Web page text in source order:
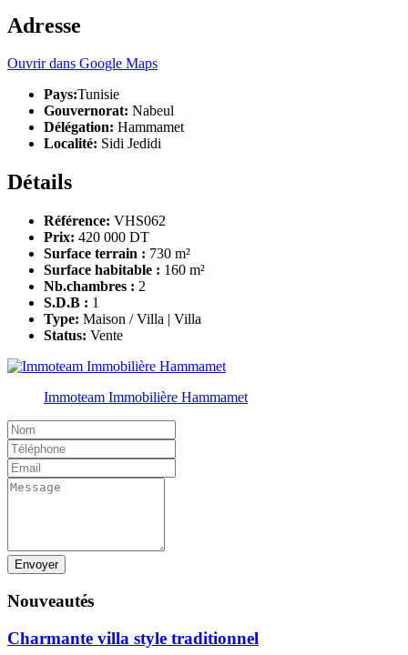
Adresse
Ouvrir dans Google Maps
Pays:Tunisie
Gouvernorat: Nabeul
Délégation: Hammamet
Localité: Sidi Jedidi
Détails
Référence: VHS062
Prix: 420 000 DT
Surface terrain : 730 m²
Surface habitable : 160 m²
Nb.chambres : 2
S.D.B : 1
Type: Maison / Villa | Villa
Status: Vente
Immoteam Immobilière Hammamet
Envoyer
Nouveautés
Charmante villa style traditionnel